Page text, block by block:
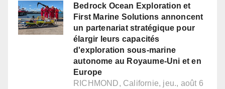
Bedrock Ocean Exploration et
First Marine Solutions annoncent
un partenariat stratégique pour
élargir leurs capacités
d'exploration sous-marine
autonome au Royaume-Uni et en
Europe
RICHMOND, Californie, jeu., août 6